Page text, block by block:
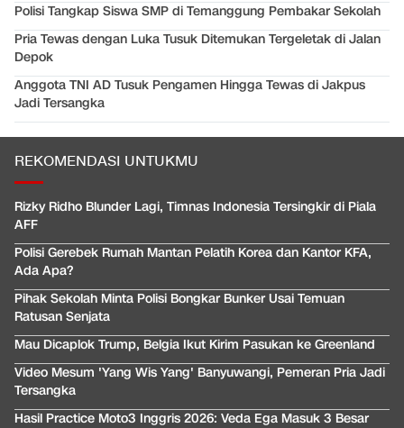
Polisi Tangkap Siswa SMP di Temanggung Pembakar Sekolah
Pria Tewas dengan Luka Tusuk Ditemukan Tergeletak di Jalan
Depok
Anggota TNI AD Tusuk Pengamen Hingga Tewas di Jakpus
Jadi Tersangka
REKOMENDASI UNTUKMU
Rizky Ridho Blunder Lagi, Timnas Indonesia Tersingkir di Piala
AFF
Polisi Gerebek Rumah Mantan Pelatih Korea dan Kantor KFA,
Ada Apa?
Pihak Sekolah Minta Polisi Bongkar Bunker Usai Temuan
Ratusan Senjata
Mau Dicaplok Trump, Belgia Ikut Kirim Pasukan ke Greenland
Video Mesum 'Yang Wis Yang' Banyuwangi, Pemeran Pria Jadi
Tersangka
Hasil Practice Moto3 Inggris 2026: Veda Ega Masuk 3 Besar